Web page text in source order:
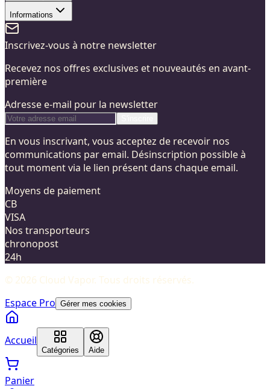
Informations
Inscrivez-vous à notre newsletter
Recevez nos offres exclusives et nouveautés en avant-
première
Adresse e-mail pour la newsletter
En vous inscrivant, vous acceptez de recevoir nos
communications par email. Désinscription possible à
tout moment via le lien présent dans chaque email.
Moyens de paiement
CB
VISA
Nos transporteurs
chronopost
24h
© 2026 Cloud Vapor. Tous droits réservés.
Espace Pro Gérer mes cookies
Accueil
Catégories Aide
Panier